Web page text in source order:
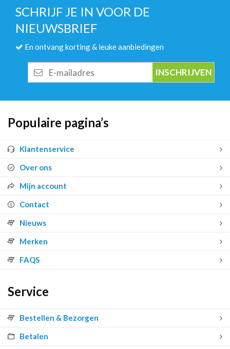
SCHRIJF JE IN VOOR DE
NIEUWSBRIEF
En ontvang korting & leuke aanbiedingen
mailadres
Populaire pagina’s
Klantenservice
Over ons
Mijn account
Contact
Nieuws
Merken
FAQS
Service
Bestellen & Bezorgen
Betalen